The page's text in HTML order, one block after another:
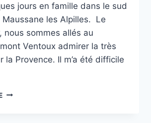
jours en famille dans le sud
Maussane les Alpilles. Le
nous sommes allés au
Ventoux admirer la très
la Provence. Il m’a été difficile
PROJET